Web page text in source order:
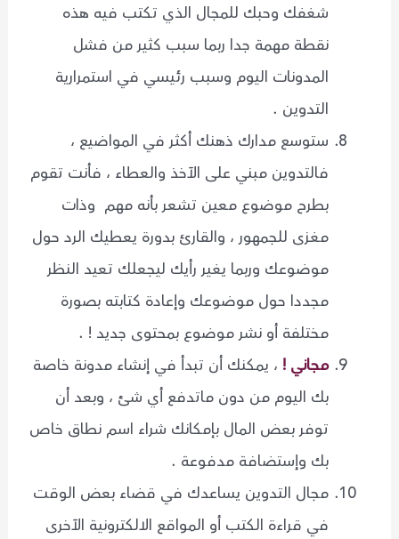
شغفك وحبك للمجال الذي تكتب فيه هذه
نقطة مهمة جدا ربما سبب كثير من فشل
المدونات اليوم وسبب رئيسي في استمرارية
التدوين .
ستوسع مدارك ذهنك أكثر في المواضيع ،
فالتدوين مبني على الآخذ والعطاء ، فأنت تقوم
بطرح موضوع معين تشعر بأنه مهم وذات
مغزى للجمهور ، والقارئ بدورة يعطيك الرد حول
موضوعك وربما يغير رأيك ليجعلك تعيد النظر
مجددا حول موضوعك وإعادة كتابته بصورة
مختلفة أو نشر موضوع بمحتوى جديد ! .
مجاني ! ، يمكنك أن تبدأ في إنشاء مدونة خاصة
بك اليوم من دون ماتدفع أي شئ ، وبعد أن
توفر بعض المال بإمكانك شراء اسم نطاق خاص
بك وإستضافة مدفوعة .
مجال التدوين يساعدك في قضاء بعض الوقت
في قراءة الكتب أو المواقع الالكترونية الآخرى